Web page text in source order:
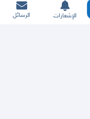
الإشعارات الرسائل